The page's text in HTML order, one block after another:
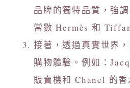
品牌的獨特品質，強
當數 Hermès 和
接著，透過真實世界
購物體驗。例如：
販賣機和 Chanel 的香